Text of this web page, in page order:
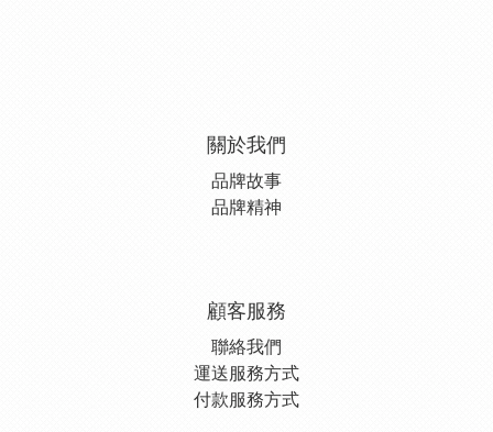
關於我們
品牌故事
品牌精神
顧客服務
聯絡我們
運送服務方式
付款服務方式